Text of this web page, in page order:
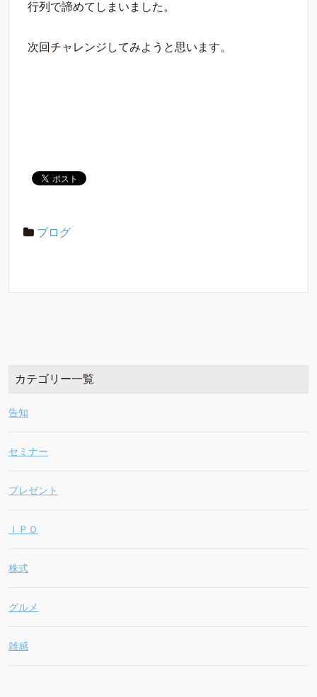
行列で諦めてしまいました。
次回チャレンジしてみようと思います。
ブログ
カテゴリー一覧
告知
セミナー
プレゼント
ＩＰＯ
株式
グルメ
雑感